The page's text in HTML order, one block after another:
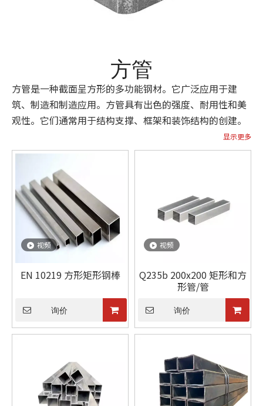
方管
方管是一种截面呈方形的多功能钢材。它广泛应用于建
筑、制造和制造应用。方管具有出色的强度、耐用性和美
观性。它们通常用于结构支撑、框架和装饰结构的创建。
显示更多
视频
EN 10219 方形矩形钢棒
询价
视频
Q235b 200x200 矩形和方
形管/管
询价